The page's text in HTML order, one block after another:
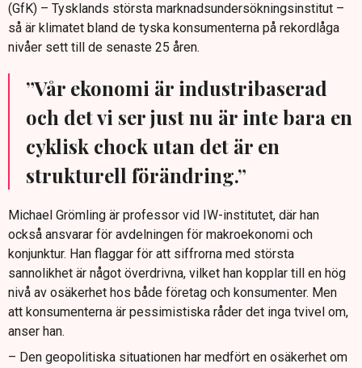
(GfK) – Tysklands största marknadsundersökningsinstitut –
så är klimatet bland de tyska konsumenterna på rekordlåga
nivåer sett till de senaste 25 åren.
”Vår ekonomi är industribaserad
och det vi ser just nu är inte bara en
cyklisk chock utan det är en
strukturell förändring.”
Michael Grömling är professor vid IW-institutet, där han
också ansvarar för avdelningen för makroekonomi och
konjunktur. Han flaggar för att siffrorna med största
sannolikhet är något överdrivna, vilket han kopplar till en hög
nivå av osäkerhet hos både företag och konsumenter. Men
att konsumenterna är pessimistiska råder det inga tvivel om,
anser han.
– Den geopolitiska situationen har medfört en osäkerhet om